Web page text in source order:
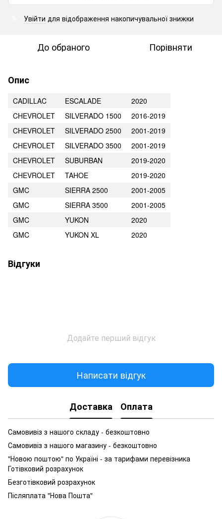
Увійти для відображення накопичувальної знижки
До обраного Порівняти
Опис
CADILLAC ESCALADE
2020
CHEVROLET
SILVERADO 1500
2016-2019
CHEVROLET
SILVERADO 2500
2001-2019
CHEVROLET
SILVERADO 3500
2001-2019
CHEVROLET
SUBURBAN
2019-2020
CHEVROLET
TAHOE
2019-2020
GMC
SIERRA 2500
2001-2005
GMC
SIERRA 3500
2001-2005
GMC
YUKON
2020
GMC
YUKON XL 2020
Відгуки
Додайте перший відгук
Написати відгук
Доставка Оплата
Самовивіз з нашого складу - безкоштовно
Самовивіз з нашого магазину - безкоштовно
"Новою поштою" по Україні - за тарифами перевізника
Готівковий розрахунок
Безготівковий розрахунок
Післяплата "Нова Пошта"